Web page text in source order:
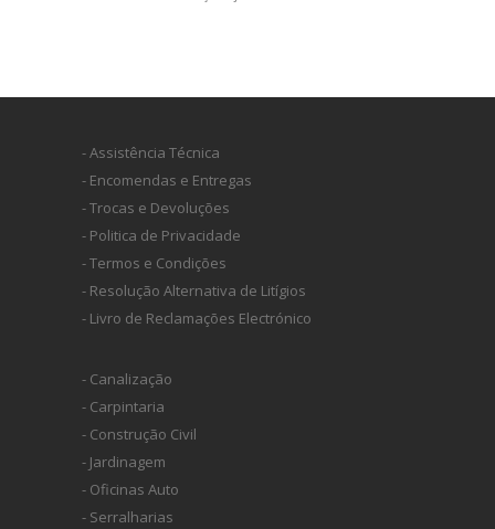
- Assistência Técnica
- Encomendas e Entregas
- Trocas e Devoluções
- Politica de Privacidade
- Termos e Condições
- Resolução Alternativa de Litígios
- Livro de Reclamações Electrónico
- Canalização
- Carpintaria
- Construção Civil
- Jardinagem
- Oficinas Auto
- Serralharias